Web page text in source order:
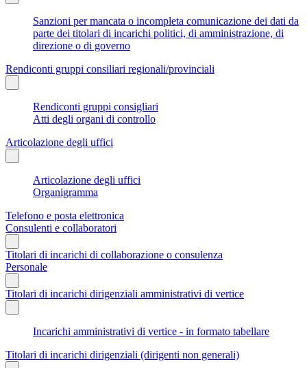
Sanzioni per mancata o incompleta comunicazione dei dati da
parte dei titolari di incarichi politici, di amministrazione, di
direzione o di governo
Rendiconti gruppi consiliari regionali/provinciali
Rendiconti gruppi consigliari
Atti degli organi di controllo
Articolazione degli uffici
Articolazione degli uffici
Organigramma
Telefono e posta elettronica
Consulenti e collaboratori
Titolari di incarichi di collaborazione o consulenza
Personale
Titolari di incarichi dirigenziali amministrativi di vertice
Incarichi amministrativi di vertice - in formato tabellare
Titolari di incarichi dirigenziali (dirigenti non generali)